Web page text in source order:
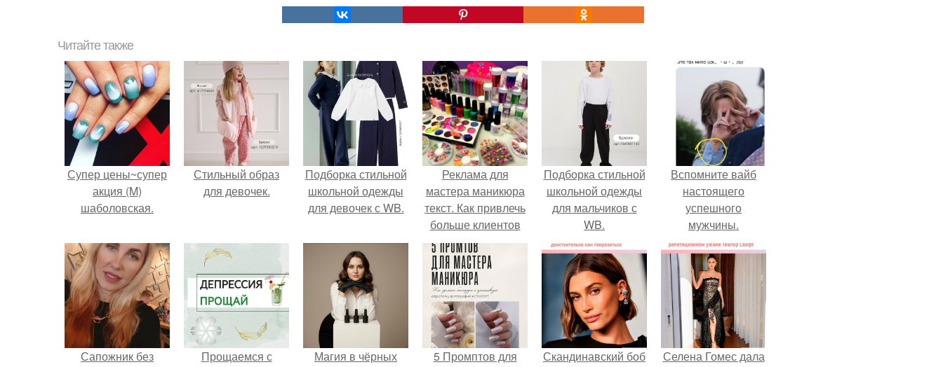
Читайте также
Супер цены~супер
акция (M)
шаболовская.
Стильный образ
для девочек.
Подборка стильной
школьной одежды
для девочек с WB.
Реклама для
мастера маникюра
текст. Как привлечь
больше клиентов
на маникюр
Подборка стильной
школьной одежды
для мальчиков с
WB.
Вспомните вайб
настоящего
успешного
мужчины.
Сапожник без
Прощаемся с
Магия в чёрных
5 Промптов для
Скандинавский боб
Селена Гомес дала